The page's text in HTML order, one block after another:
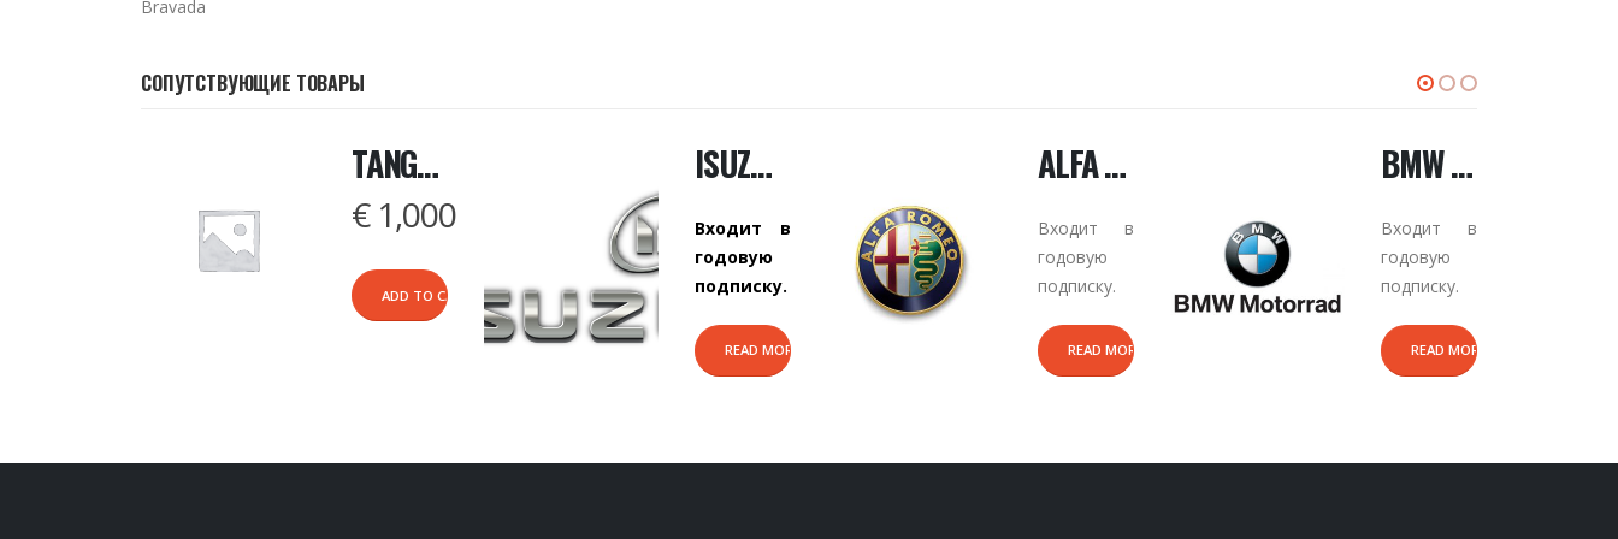
Bravada
СОПУТСТВУЮЩИЕ ТОВАРЫ
€ 1,000
ADD TO CART
Входит в
годовую
подписку.
READ MORE
Входит в
годовую
подписку.
READ MORE
Входит в
годовую
подписку.
READ MORE